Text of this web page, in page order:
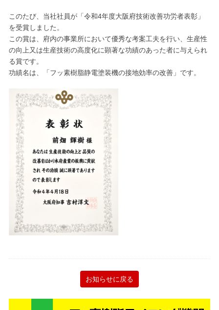
このたび、当社社員が「令和4年度大阪府技術改善功労者表彰」
を受賞しました。
この賞は、府内の事業所において優秀な考案工夫を行い、生産性
の向上又は生産技術の高度化に顕著な功績のあった者に与えられ
る賞です。
功績名は、「フッ素樹脂静電塗装機の接地効率の改善」です。
お知らせに戻る